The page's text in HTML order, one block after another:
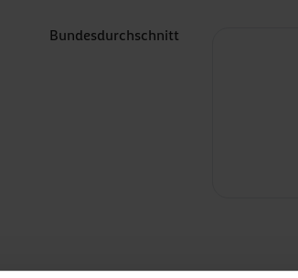
Bundesdurchschnitt